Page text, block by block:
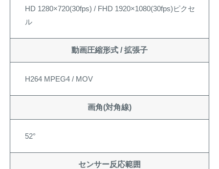
HD 1280×720(30fps) / FHD 1920×1080(30fps)ピクセ
ル
動画圧縮形式 / 拡張子
H264 MPEG4 / MOV
画角(対角線)
52°
センサー反応範囲